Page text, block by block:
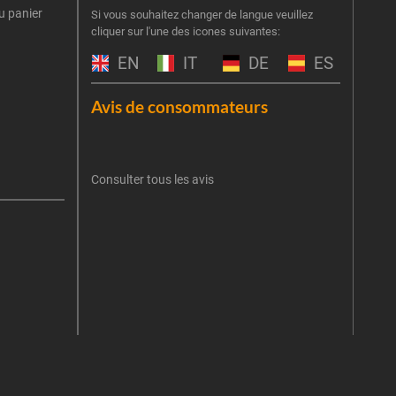
panier
Si vous souhaitez changer de langue veuillez
cliquer sur l'une des icones suivantes:
EN IT DE ES
Avis de consommateurs
Consulter tous les avis